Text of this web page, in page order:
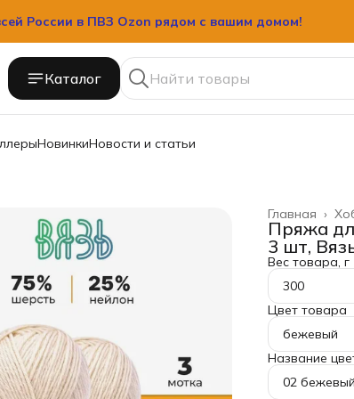
России в ПВЗ Ozon рядом с вашим домом!
Каталог
НовинкиНовости и статьи
Главная ›
Пряжа
3 шт,
Вес товара, г
300
Цвет товара
бежевый
Название
02 бежевый